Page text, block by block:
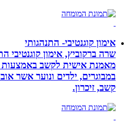
אימון קוגנטיבי- התנהגותי
שרה ברקוביץ, אימון קוגנטיבי
מאמנת אישית לקשב באמצעות
במבוגרים, ילדים ונוער אשר אובחנו
קשב, זיכרון.